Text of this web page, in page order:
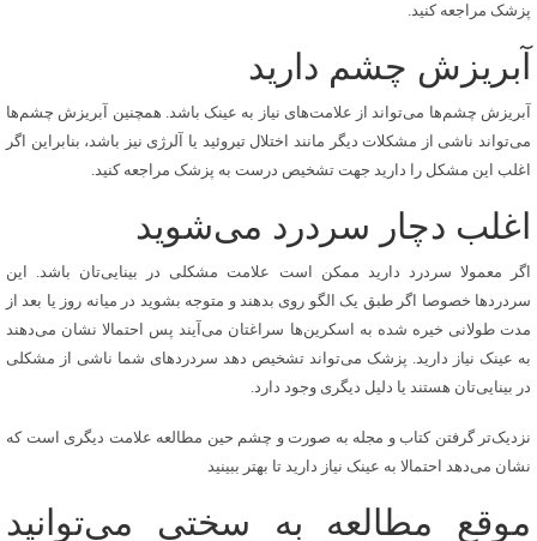
پزشک مراجعه کنید.
آبریزش چشم دارید
آبریزش چشم‌ها می‌تواند از علامت‌های نیاز به عینک باشد. همچنین آبریزش چشم‌ها
می‌تواند ناشی از مشکلات دیگر مانند اختلال تیروئید یا آلرژی نیز باشد، بنابراین اگر
اغلب این مشکل را دارید جهت تشخیص درست به پزشک مراجعه کنید.
اغلب دچار سردرد می‌شوید
اگر معمولا سردرد دارید ممکن است علامت مشکلی در بینایی‌تان باشد. این
سردردها خصوصا اگر طبق یک الگو روی بدهند و متوجه بشوید در میانه روز یا بعد از
مدت طولانی خیره شده به اسکرین‌ها سراغتان می‌آیند پس احتمالا نشان می‌دهند
به عینک نیاز دارید. پزشک می‌تواند تشخیص دهد سردردهای شما ناشی از مشکلی
در بینایی‌تان هستند یا دلیل دیگری وجود دارد.
نزدیک‌تر گرفتن کتاب و مجله به صورت و چشم حین مطالعه علامت دیگری است که
نشان می‌دهد احتمالا به عینک نیاز دارید تا بهتر ببینید
موقع مطالعه به سختی می‌توانید